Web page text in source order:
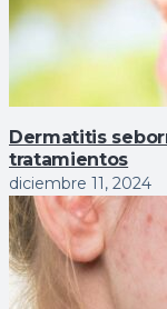
Dermatitis
tratamientos
diciembre 11, 2024